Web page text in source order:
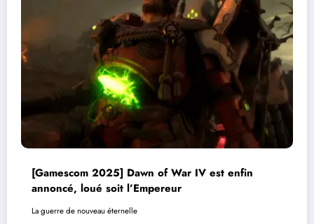
[Gamescom 2025] Dawn of War IV est enfin
annoncé, loué soit l’Empereur
La guerre de nouveau éternelle